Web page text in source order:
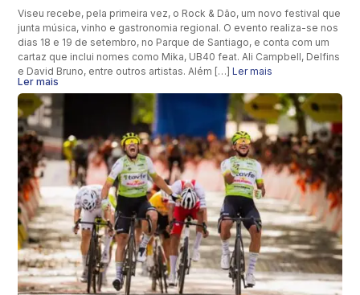
Viseu recebe, pela primeira vez, o Rock & Dão, um novo festival que
junta música, vinho e gastronomia regional. O evento realiza-se nos
dias 18 e 19 de setembro, no Parque de Santiago, e conta com um
cartaz que inclui nomes como Mika, UB40 feat. Ali Campbell, Delfins
e David Bruno, entre outros artistas. Além […]Ler mais
Ler mais